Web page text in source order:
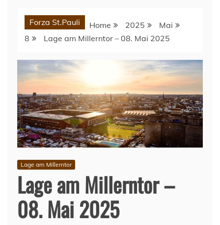
Forza St.Pauli Home 2025
Mai
8
Lage am Millerntor – 08. Mai 2025
Lage am Millerntor
Lage am Millerntor –
08. Mai 2025